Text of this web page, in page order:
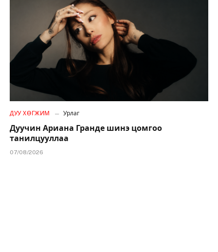
ДУУ ХӨГЖИМ Урлаг
Дуучин Ариана Гранде шинэ цомгоо
танилцууллаа
07/08/2026